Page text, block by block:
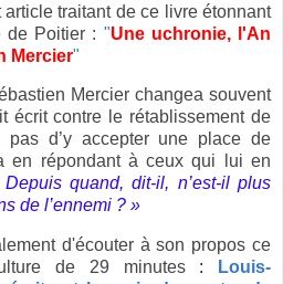
traitant de ce livre étonnant
de Poitier : "Une uchronie, l'An
Mercier"
Mercier changea souvent
écrit contre le rétablissement de
d’y accepter une place de
en répondant à ceux qui lui en
quand, dit-il, n’est-il plus
de l’ennemi ? »
d'écouter à son propos ce
de 29 minutes:
Louis-